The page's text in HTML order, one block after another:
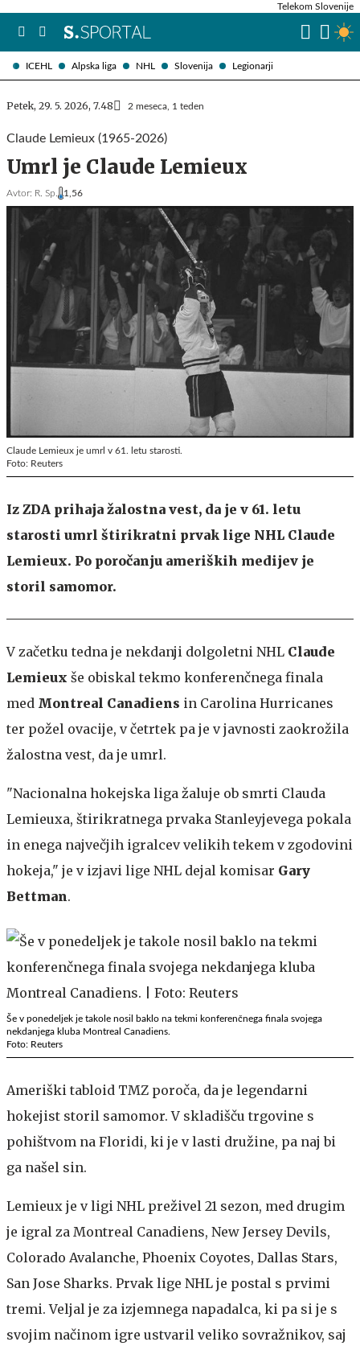
ICEHL Alpska liga NHL Slovenija Legionarji
Telekom Slovenije
Petek, 29. 5. 2026, 7.48 2 meseca, 1 teden
Claude Lemieux (1965-2026)
Umrl je Claude Lemieux
Avtor: R. Sp. 1,56
Claude Lemieux je umrl v 61. letu starosti.
Foto: Reuters
Iz ZDA prihaja žalostna vest, da je v 61. letu
starosti umrl štirikratni prvak lige NHL Claude
Lemieux. Po poročanju ameriških medijev je
storil samomor.
V začetku tedna je nekdanji dolgoletni NHL Claude
Lemieux še obiskal tekmo konferenčnega finala
med Montreal Canadiens in Carolina Hurricanes
ter požel ovacije, v četrtek pa je v javnosti zaokrožila
žalostna vest, da je umrl.
"Nacionalna hokejska liga žaluje ob smrti Clauda
Lemieuxa, štirikratnega prvaka Stanleyjevega pokala
in enega največjih igralcev velikih tekem v zgodovini
hokeja," je v izjavi lige NHL dejal komisar Gary
Bettman.
Še v ponedeljek je takole nosil baklo na tekmi konferenčnega finala svojega
nekdanjega kluba Montreal Canadiens.
Foto: Reuters
Ameriški tabloid TMZ poroča, da je legendarni
hokejist storil samomor. V skladišču trgovine s
pohištvom na Floridi, ki je v lasti družine, pa naj bi
ga našel sin.
Lemieux je v ligi NHL preživel 21 sezon, med drugim
je igral za Montreal Canadiens, New Jersey Devils,
Colorado Avalanche, Phoenix Coyotes, Dallas Stars,
San Jose Sharks. Prvak lige NHL je postal s prvimi
tremi. Veljal je za izjemnega napadalca, ki pa si je s
svojim načinom igre ustvaril veliko sovražnikov, saj